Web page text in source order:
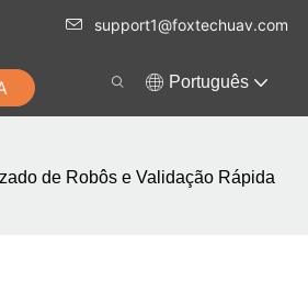
support1@foxtechuav.com
Português
de Robôs e Validação Rápida